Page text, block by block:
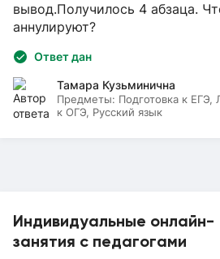
Индивидуальные онлайн-
занятия с педагогами
вывод.Получилось 4 абзаца.
аннулируют?
Ответ дан
Тамара Кузьминична
Предметы: Подготовка к ЕГЭ,
к ОГЭ, Русский язык